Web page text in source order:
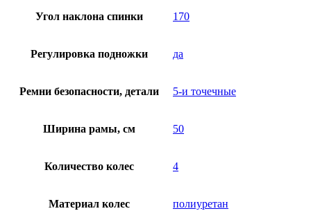
Угол наклона спинки 170
Регулировка подножки да
Ремни безопасности, детали 5-и точечные
Ширина рамы, см 50
Количество колес 4
Материал колес полиуретан